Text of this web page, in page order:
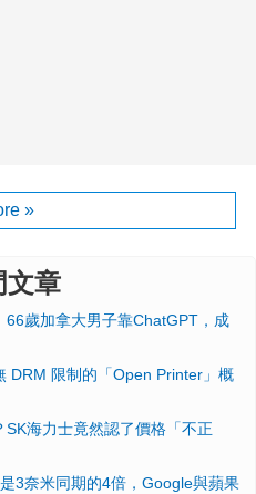
»
文章
歲加拿大男子靠ChatGPT，成
DRM 限制的「Open Printer」概
海力士竟然認了價格「不正
3奈米同期的4倍，Google與蘋果